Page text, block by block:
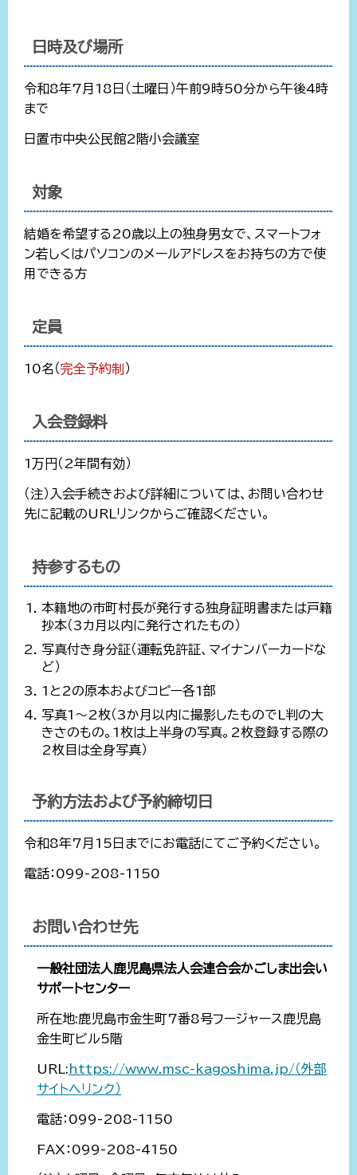
日時及び場所
令和8年7月18日（土曜日）午前9時50分から午後4時
まで
日置市中央公民館2階小会議室
対象
結婚を希望する20歳以上の独身男女で、スマートフォ
ン若しくはパソコンのメールアドレスをお持ちの方で使
用できる方
定員
10名（完全予約制 ）
入会登録料
1万円（2年間有効）
（注）入会手続きおよび詳細については、お問い合わせ
先に記載のURLリンクからご確認ください。
持参するもの
本籍地の市町村長が発行する独身証明書または戸籍
抄本（3カ月以内に発行されたもの）
写真付き身分証（運転免許証、マイナンバーカードな
ど）
1と2の原本およびコピー各1部
写真1～2枚（3か月以内に撮影したものでL判の大
きさのもの。1枚は上半身の写真。2枚登録する際の
2枚目は全身写真）
予約方法および予約締切日
令和8年7月15日までにお電話にてご予約ください。
電話：099-208-1150
お問い合わせ先
一般社団法人鹿児島県法人会連合会かごしま出会い
サポートセンター
所在地:鹿児島市金生町7番8号フージャース鹿児島
金生町ビル5階
URL: https://www.msc-kagoshima.jp/（外部
サイトへリンク）
電話：099-208-1150
FAX：099-208-4150